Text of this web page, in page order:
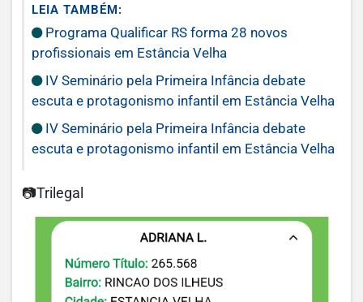
LEIA TAMBÉM:
Programa Qualificar RS forma 28 novos
profissionais em Estância Velha
IV Seminário pela Primeira Infância debate
escuta e protagonismo infantil em Estância Velha
IV Seminário pela Primeira Infância debate
escuta e protagonismo infantil em Estância Velha
📷Trilegal